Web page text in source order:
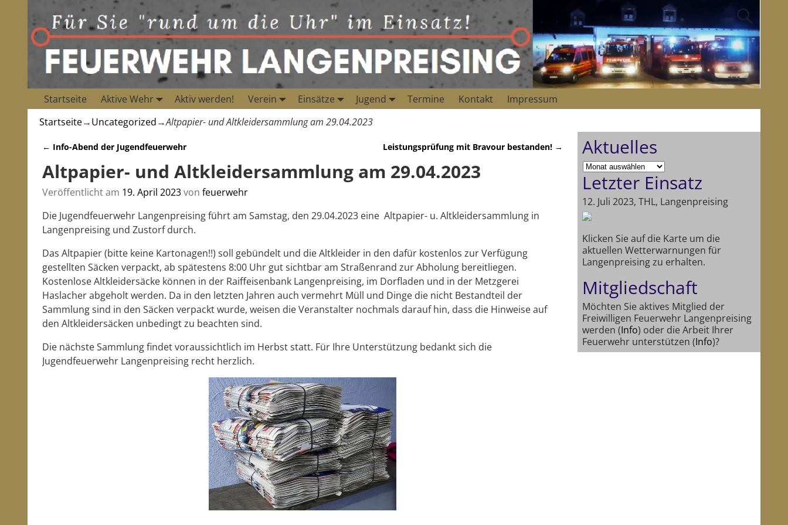
Startseite Aktive Wehr Aktiv werden! Verein Einsätze Jugend Termine Kontakt
Impressum
Startseite→Uncategorized→Altpapier- und Altkleidersammlung am 29.04.2023
← Info-Abend der Jugendfeuerwehr Leistungsprüfung mit Bravour bestanden! →
Altpapier- und Altkleidersammlung am 29.04.2023
Veröffentlicht am 19. April 2023von feuerwehr
Die Jugendfeuerwehr Langenpreising führt am Samstag, den 29.04.2023 eine Altpapier- u. Altkleidersammlung in
Langenpreising und Zustorf durch.
Das Altpapier (bitte keine Kartonagen!!) soll gebündelt und die Altkleider in den dafür kostenlos zur Verfügung
gestellten Säcken verpackt, ab spätestens 8:00 Uhr gut sichtbar am Straßenrand zur Abholung bereitliegen.
Kostenlose Altkleidersäcke können in der Raiffeisenbank Langenpreising, im Dorfladen und in der Metzgerei
Haslacher abgeholt werden. Da in den letzten Jahren auch vermehrt Müll und Dinge die nicht Bestandteil der
Sammlung sind in den Säcken verpackt wurde, weisen die Veranstalter nochmals darauf hin, dass die Hinweise auf
den Altkleidersäcken unbedingt zu beachten sind.
Die nächste Sammlung findet voraussichtlich im Herbst statt. Für Ihre Unterstützung bedankt sich die
Jugendfeuerwehr Langenpreising recht herzlich.
Aktuelles
Letzter Einsatz
12. Juli 2023, THL, Langenpreising
Klicken Sie auf die Karte um die
aktuellen Wetterwarnungen für
Langenpreising zu erhalten.
Mitgliedschaft
Möchten Sie aktives Mitglied der
Freiwilligen Feuerwehr Langenpreising
werden (Info) oder die Arbeit Ihrer
Feuerwehr unterstützen (Info)?